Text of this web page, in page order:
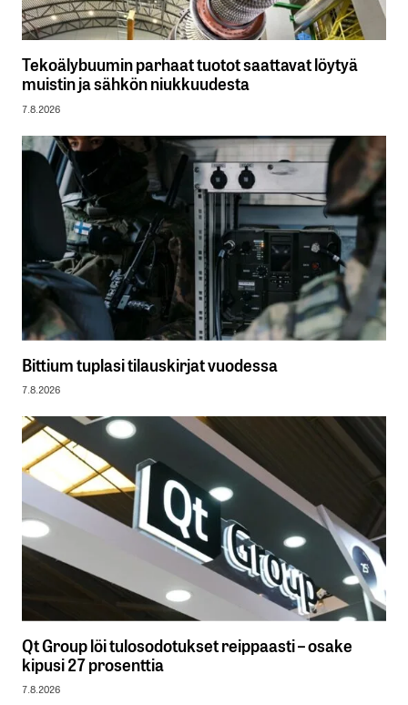
Tekoälybuumin parhaat tuotot saattavat löytyä
muistin ja sähkön niukkuudesta
7.8.2026
Bittium tuplasi tilauskirjat vuodessa
7.8.2026
Qt Group löi tulosodotukset reippaasti – osake
kipusi 27 prosenttia
7.8.2026